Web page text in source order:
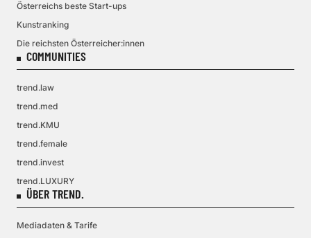
Österreichs beste Start-ups
Kunstranking
Die reichsten Österreicher:innen
COMMUNITIES
trend.law
trend.med
trend.KMU
trend.female
trend.invest
trend.LUXURY
ÜBER TREND.
Mediadaten & Tarife